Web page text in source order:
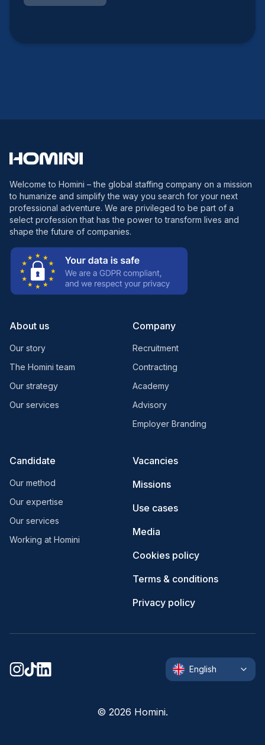
Welcome to Homini – the global staffing company on a mission
to humanize and simplify the way you search for your next
professional adventure. We are privileged to be part of a
select profession that has the power to transform lives and
shape the future of companies.
About us
Our story
The Homini team
Our strategy
Our services
Company
Recruitment
Contracting
Academy
Advisory
Employer Branding
Candidate
Our method
Our expertise
Our services
Working at Homini
Vacancies
Missions
Use cases
Media
Cookies policy
Terms & conditions
Privacy policy
© 2026 Homini.
English